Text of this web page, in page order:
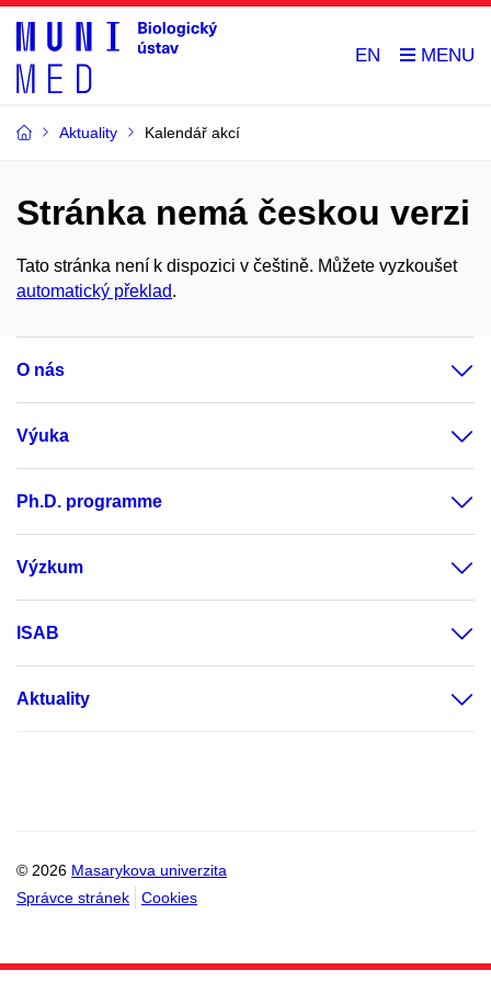
EN
Aktuality Kalendář akcí
Stránka nemá českou verzi
Tato stránka není k dispozici v češtině. Můžete vyzkoušet
automatický překlad.
O nás
Výuka
Ph.D. programme
Výzkum
ISAB
Aktuality
© 2026 Masarykova univerzita
Správce stránek
Cookies